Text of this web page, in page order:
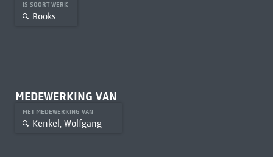
IS SOORT WERK
Books
MEDEWERKING VAN
MET MEDEWERKING VAN
Kenkel, Wolfgang